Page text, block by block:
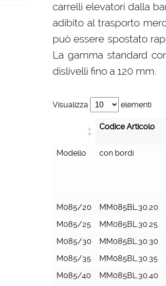
carrelli elevatori dalla
adibito al trasporto
può essere spostato
La gamma standard
dislivelli fino a 120 mm.
Visualizza elementi
Codice Articolo
Modello
con bordi
M085/20
MM085BL.30.20
M085/25
MM085BL.30.25
M085/30
MM085BL.30.30
M085/35
MM085BL.30.35
M085/40
MM085BL.30.40